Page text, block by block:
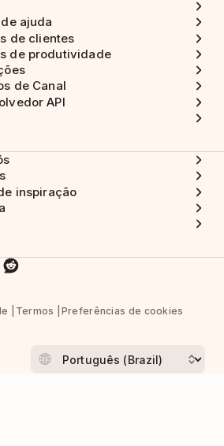
ajuda
de clientes
de produtividade
de Canal
API
inspiração
Termos
Preferências de cookies